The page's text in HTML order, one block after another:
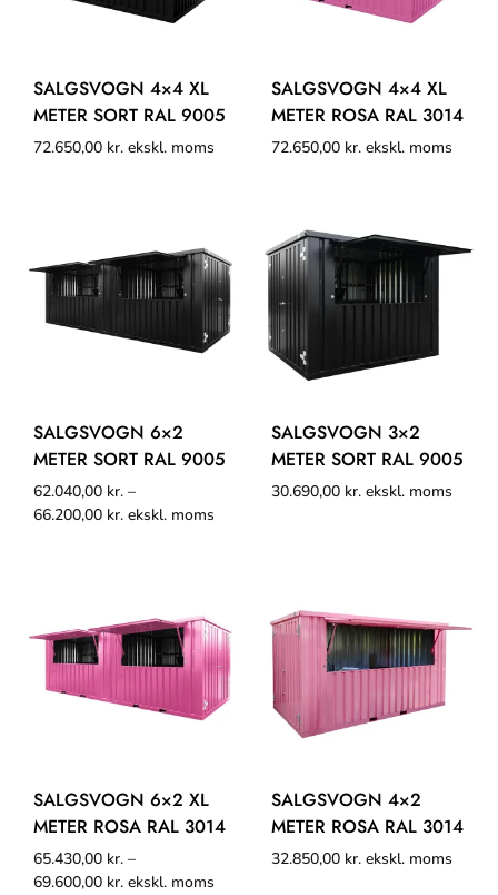
SALGSVOGN 4×4 XL
METER SORT RAL 9005
72.650,00 kr. ekskl. moms
SALGSVOGN 4×4 XL
METER ROSA RAL 3014
72.650,00 kr. ekskl. moms
SALGSVOGN 6×2
METER SORT RAL 9005
62.040,00 kr. –
66.200,00 kr. ekskl. moms
SALGSVOGN 3×2
METER SORT RAL 9005
30.690,00 kr. ekskl. moms
SALGSVOGN 6×2 XL
METER ROSA RAL 3014
65.430,00 kr. –
69.600,00 kr. ekskl. moms
SALGSVOGN 4×2
METER ROSA RAL 3014
32.850,00 kr. ekskl. moms